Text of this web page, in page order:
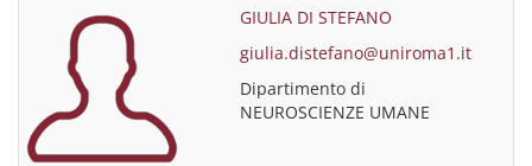
GIULIA DI STEFANO
giulia.distefano@uniroma1.it
Dipartimento di
NEUROSCIENZE UMANE